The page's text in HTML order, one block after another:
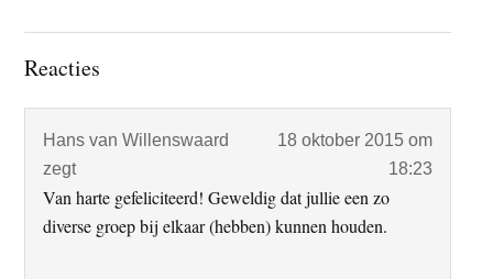
Lees
Reacties
Hans van Willenswaard
zegt
18 oktober 2015 om
18:23
Van harte gefeliciteerd! Geweldig dat jullie een zo
diverse groep bij elkaar (hebben) kunnen houden.